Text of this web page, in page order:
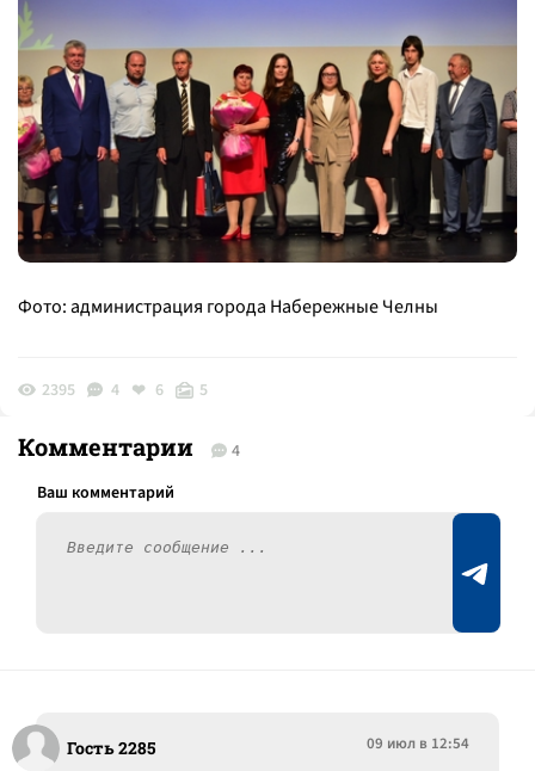
Фото: администрация города Набережные Челны
2395 4 6 5
Комментарии 4
Гость 2285 09 июл в 12:54